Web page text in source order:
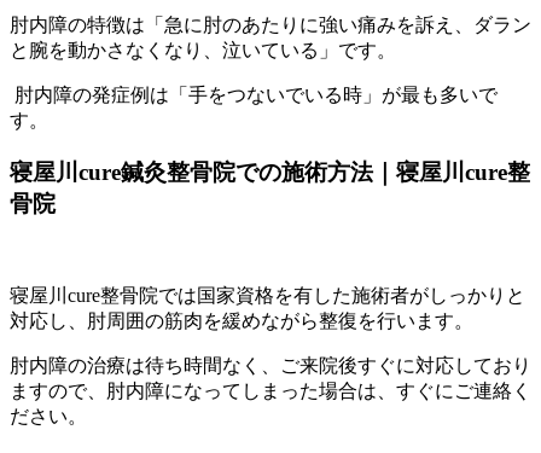
肘内障の特徴は「急に肘のあたりに強い痛みを訴え、ダラン
と腕を動かさなくなり、泣いている」です。
肘内障の発症例は「手をつないでいる時」が最も多いで
す。
寝屋川cure鍼灸整骨院での施術方法｜寝屋川cure整
骨院
寝屋川cure整骨院では国家資格を有した施術者がしっかりと
対応し、肘周囲の筋肉を緩めながら整復を行います。
肘内障の治療は待ち時間なく、ご来院後すぐに対応しており
ますので、肘内障になってしまった場合は、すぐにご連絡く
ださい。